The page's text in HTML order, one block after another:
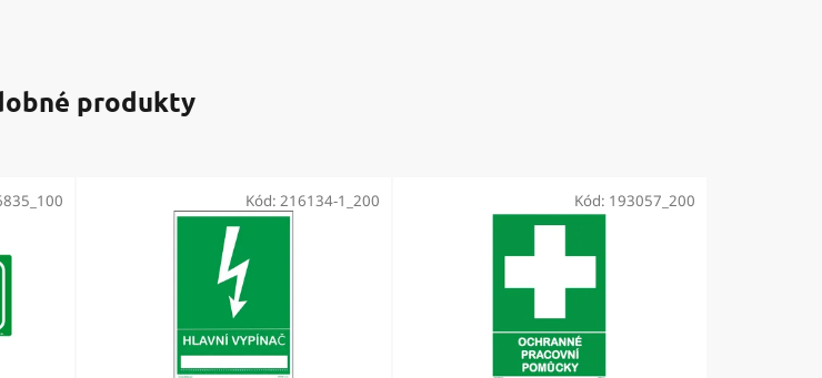
produkty
Kód: 216134-1_200 Kód: 193057_200